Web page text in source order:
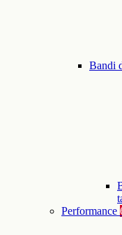
Bandi
Performance